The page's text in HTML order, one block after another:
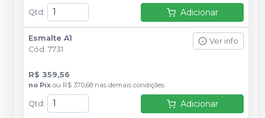
Qtd : Adicionar
Esmalte A1
Cód. 7731
Ver info
R$ 359,56
no Pix ou R$ 370,68 nas demais condições
Qtd : Adicionar